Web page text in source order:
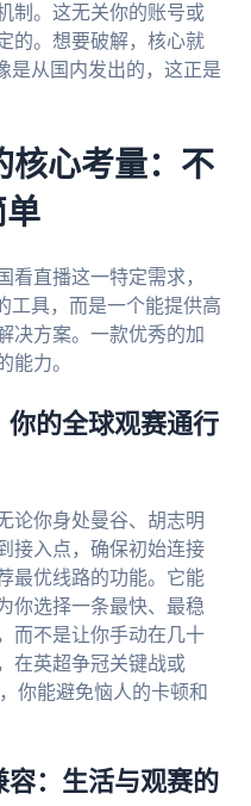
制。这无关你的账号或
的。想要破解，核心就
是从国内发出的，这正是
核心考量：不
单
看直播这一特定需求，
工具，而是一个能提供高
决方案。一款优秀的加
能力。
的全球观赛通行
论你身处曼谷、胡志明
接入点，确保初始连接
最优线路的功能。它能
你选择一条最快、最稳
而不是让你手动在几十
在英超争冠关键战或
你能避免恼人的卡顿和
：生活与观赛的